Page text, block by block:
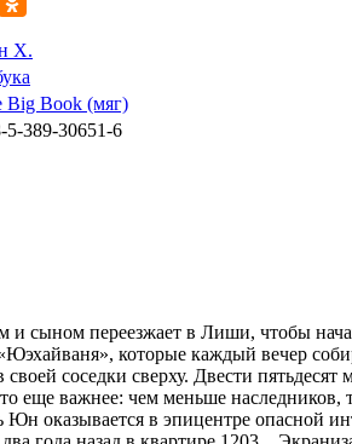
Х.
Big Book (мяг)
5-389-30651-6
сыном переезжает в Лиши, чтобы
которые каждый вечер
своей соседки сверху. Двести
еще важнее: чем меньше
оказывается в эпицентре опасной